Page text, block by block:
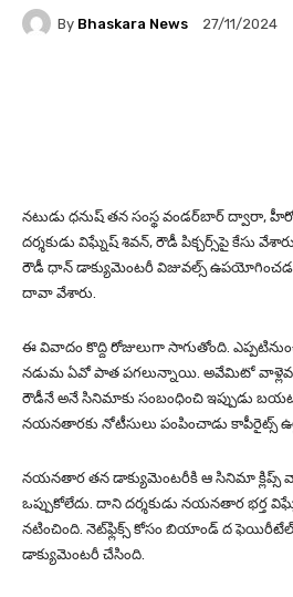
By Bhaskara News 27/11/2024
నటుడు ధనుష్ తన సంస్థ వండర్‌బార్ ద్వారా,
దర్శకుడు విఘ్నేష్ శివన్, రౌడీ పిక్చర్స్‌పై కేసు
రౌడీ ధాన్ డాక్యుమెంటరీ విజువల్స్
దావా వేశారు.
ఈ వివాదం కొద్ది రోజులుగా సాగుతోంది.
నడుమ ఏవో పాత పగలున్నాయి. అవేమిటో
రౌడీనే అనే సినిమాకు సంబంధించి ఇప్పుడు
నయనతారకు నోటీసులు పంపించాడు కాపీరైట్స్
నయనతార తన డాక్యుమెంటరీకి ఆ సినిమా క్లిప్స్
ఒప్పుకోలేదు. దాని దర్శకుడు నయనతార భర్త
నటించింది. నెట్‌ఫ్లిక్స్ కోసం బియాండ్ ద
డాక్యుమెంటరీ చేసింది.